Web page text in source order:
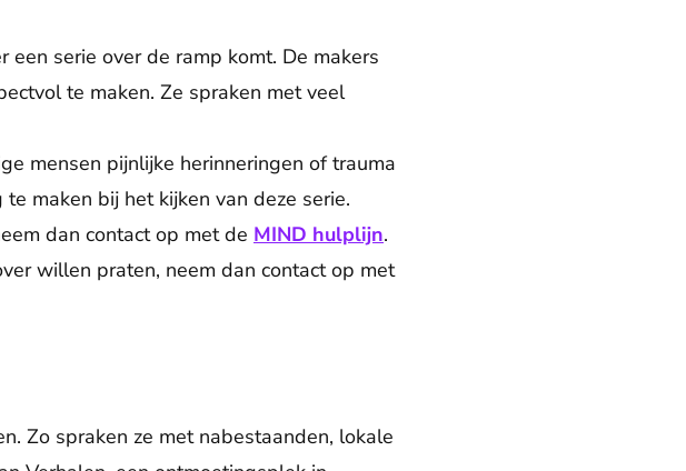
een serie over de ramp komt. De makers
te maken. Ze spraken met veel
mensen pijnlijke herinneringen of trauma
maken bij het kijken van deze serie.
dan contact op met de MIND hulplijn.
willen praten, neem dan contact op met
Zo spraken ze met nabestaanden, lokale